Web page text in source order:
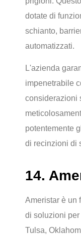
dotate di
schianto,
automatizzati.
L'azienda
impenetrabile
considerazioni
potentemente
di recinzioni di
14.
Ameristar è un
di soluzioni
Tulsa,